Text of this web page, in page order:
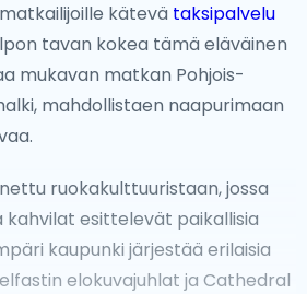
kaupungeista, karut
ja Wild Atlantic Wayn maisemien
pakopaikkoja. Donegal
rantaviivoistaan ja ulkoilma-
Dingle ja Adaren kuvankauniit
ovat myös erinomaisia
jotka haluavat uppoutua
kätevä taksipalvelu
tavan kokea tämä eläväinen
mukavan matkan Pohjois-
mahdollistaen naapurimaan
ruokakulttuuristaan, jossa
esittelevät paikallisia
kaupunki järjestää erilaisia
elokuvajuhlat ja Cathedral